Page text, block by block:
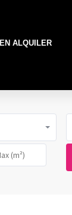
EN ALQUILER